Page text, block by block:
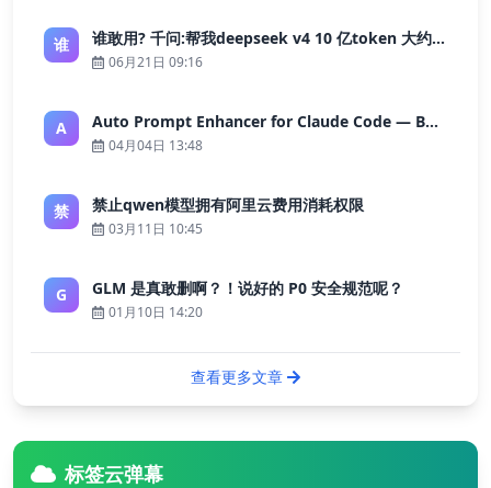
谁 谁敢用? 千问:帮我deepseek v4 10 亿token 大约多少花费 ?
06月21日 09:16
A Auto Prompt Enhancer for Claude Code — Building a Highly Reliable AI Programming Workflow
04月04日 13:48
禁 禁止qwen模型拥有阿里云费用消耗权限
03月11日 10:45
G GLM 是真敢删啊？！说好的 P0 安全规范呢？
01月10日 14:20
查看更多文章
标签云弹幕